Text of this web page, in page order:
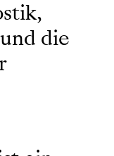
die